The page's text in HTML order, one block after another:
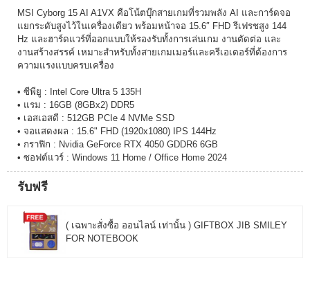
MSI Cyborg 15 AI A1VX คือโน้ตบุ๊กสายเกมที่รวมพลัง AI และการ์ดจอ
แยกระดับสูงไว้ในเครื่องเดียว พร้อมหน้าจอ 15.6″ FHD รีเฟรชสูง 144
Hz และฮาร์ดแวร์ที่ออกแบบให้รองรับทั้งการเล่นเกม งานตัดต่อ และ
งานสร้างสรรค์ เหมาะสำหรับทั้งสายเกมเมอร์และครีเอเตอร์ที่ต้องการ
ความแรงแบบครบเครื่อง
• ซีพียู : Intel Core Ultra 5 135H
• แรม : 16GB (8GBx2) DDR5
• เอสเอสดี : 512GB PCIe 4 NVMe SSD
• จอแสดงผล : 15.6" FHD (1920x1080) IPS 144Hz
• กราฟิก : Nvidia GeForce RTX 4050 GDDR6 6GB
• ซอฟต์แวร์ : Windows 11 Home / Office Home 2024
รับฟรี
( เฉพาะสั่งซื้อ ออนไลน์ เท่านั้น ) GIFTBOX JIB SMILEY
FOR NOTEBOOK